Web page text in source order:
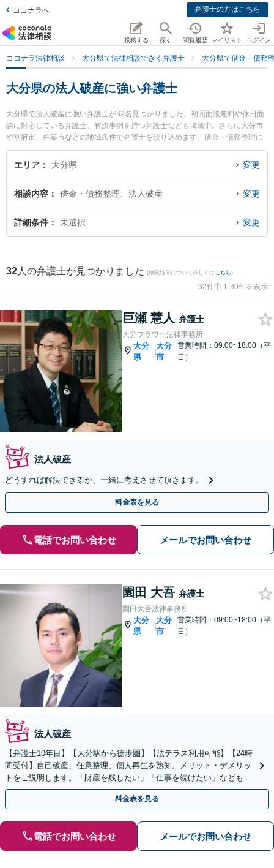
ココナラへ 弁護士の方はこちら
投稿する 探す 閲覧履歴 マイリスト ログイン
ココナラ法律相談 大分県で法律相談できる弁護士 大分県で借金・債務
大分県の法人破産に強い弁護士
大分県で法人破産に強い弁護士が32名見つかりました。初回面談無料や休日面
談に対応している弁護士、解決事例を持つ弁護士なども掲載中。さらに大分市
や別府市、杵築市などの地域条件で弁護士を絞り込めます。借金・債務整理に
関係する消費者金融の債務整理やクレジット会社の債務整理、リボ払いの債務
整理等の細かな分野での絞り込み検索もでき便利です。特に大分フラワー法律
れています。『大分県で土日や夜間に発生した法人破産のトラブルを今すぐに
弁護士に相談したい』『法人破産のトラブル解決の実績豊富な近くの弁護士を
検索したい』『初回相談無料で法人破産を法律相談できる大分県内の弁護士に
エリア 大分県 変更
相談内容 借金・債務整理、法人破産 変更
詳細条件 未選択 変更
32 人の弁護士が見つかりました (検索結果について詳しくは こちら)
32件中 1-30件を表示
巨瀬 慧人 弁護士
大分フラワー法律事務所
大分
県
|
大分
市
営業時間：09:00~18:00（平
日）
法人破産
どうすれば解決できるか、一緒に考えさせて頂きます。
料金表を見る
電話でお問い合わせ メールでお問い合わせ
園田 大吾 弁護士
園田大吾法律事務所
大分
県
|
大分
市
営業時間：09:00~18:00（平
日）
法人破産
【弁護士10年目】【大分駅から徒歩圏】【法テラス利用可能】【24時
間受付】自己破産、任意整理、個人再生を熟知。メリット・デメリッ
トをご説明します。「財産を残したい」「仕事を続けたい」などもご
相談ください。新たな人生を歩めるように徹底サポート
料金表を見る
電話でお問い合わせ メールでお問い合わせ